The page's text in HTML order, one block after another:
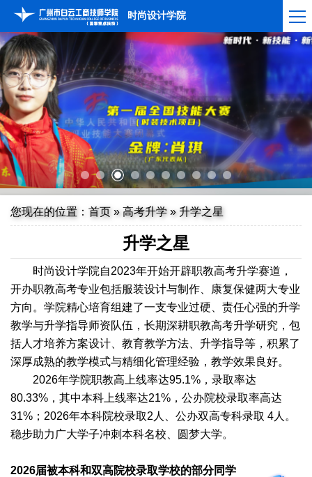
时尚设计学院
您现在的位置： 首页 » 高考升学 » 升学之星
升学之星
时尚设计学院自2023年开始开辟职教高考升学赛道，
开办职教高考专业包括服装设计与制作、康复保健两大专业
方向。学院精心培育组建了一支专业过硬、责任心强的升学
教学与升学指导师资队伍，长期深耕职教高考升学研究，包
括人才培养方案设计、教育教学方法、升学指导等，积累了
深厚成熟的教学模式与精细化管理经验，教学效果良好。
2026年学院职教高上线率达95.1%，录取率达
80.33%，其中本科上线率达21%，公办院校录取率高达
31%；2026年本科院校录取2人、公办双高专科录取 4人。
稳步助力广大学子冲刺本科名校、圆梦大学。
2026届被本科和双高院校录取学校的部分同学